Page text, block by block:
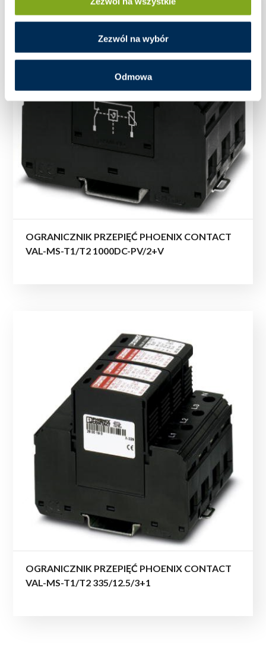
Zezwól na wybór
Odmowa
OGRANICZNIK PRZEPIĘĆ PHOENIX CONTACT
VAL-MS-T1/T2 1000DC-PV/2+V
OGRANICZNIK PRZEPIĘĆ PHOENIX CONTACT
VAL-MS-T1/T2 335/12.5/3+1